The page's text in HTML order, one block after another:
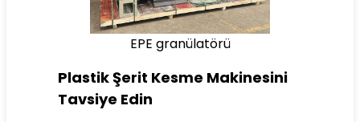
EPE granülatörü
Plastik Şerit Kesme Makinesini
Tavsiye Edin